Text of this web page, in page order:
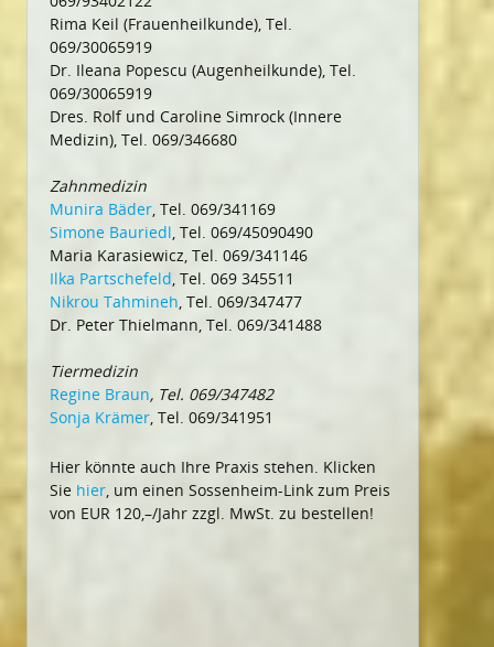
Rima Keil (Frauenheilkunde), Tel.
069/30065919
Dr. Ileana Popescu (Augenheilkunde), Tel.
069/30065919
Dres. Rolf und Caroline Simrock (Innere
Medizin), Tel. 069/346680
Zahnmedizin
Munira Bäder, Tel. 069/341169
Simone Bauriedl, Tel. 069/45090490
Maria Karasiewicz, Tel. 069/341146
Ilka Partschefeld, Tel. 069 345511
Nikrou Tahmineh, Tel. 069/347477
Dr. Peter Thielmann, Tel. 069/341488
Tiermedizin
Regine Braun, Tel. 069/347482
Sonja Krämer, Tel. 069/341951
Hier könnte auch Ihre Praxis stehen. Klicken
Sie hier, um einen Sossenheim-Link zum Preis
von EUR 120,–/Jahr zzgl. MwSt. zu bestellen!